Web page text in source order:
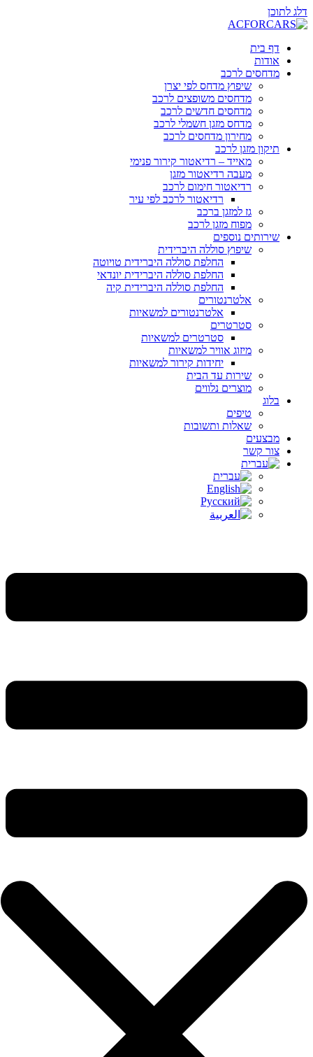
דלג לתוכן
דף בית
אודות
מדחסים לרכב
שיפוץ מדחס לפי יצרן
מדחסים משופצים לרכב
מדחסים חדשים לרכב
מדחס מזגן חשמלי לרכב
מחירון מדחסים לרכב
תיקון מזגן לרכב
מאייד – רדיאטור קירור פנימי
מעבה רדיאטור מזגן
רדיאטור חימום לרכב
רדיאטור לרכב לפי עיר
גז למזגן ברכב
מפוח מזגן לרכב
שירותים נוספים
שיפוץ סוללה היברידית
החלפת סוללה היברידית טויוטה
החלפת סוללה היברידית יונדאי
החלפת סוללה היברידית קיה
אלטרנטורים
אלטרנטורים למשאיות
סטרטרים
סטרטרים למשאיות
מיזוג אוויר למשאיות
יחידות קירור למשאיות
שירות עד הבית
מוצרים נלווים
בלוג
טיפים
שאלות ותשובות
מבצעים
צור קשר